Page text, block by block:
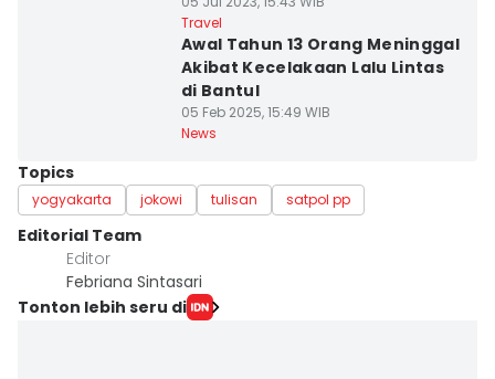
Travel
Awal Tahun 13 Orang Meninggal
Akibat Kecelakaan Lalu Lintas
di Bantul
05 Feb 2025, 15:49 WIB
News
Topics
yogyakarta jokowi tulisan satpol pp
Editorial Team
Editor
Febriana Sintasari
Tonton lebih seru di